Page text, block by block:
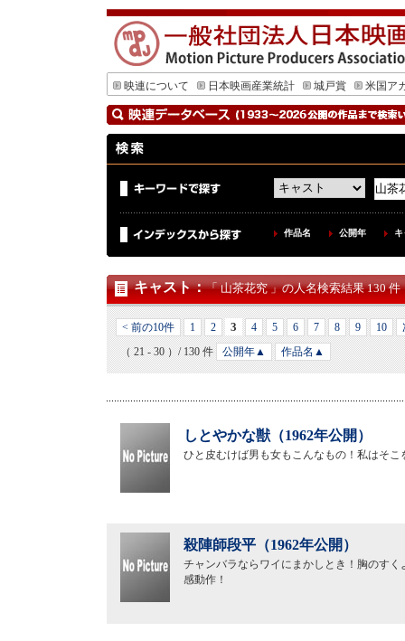
映連について 日本映画産業統計 城戸賞 米国ア
作品名 公開年
キャスト：「 山茶花究 」の人名検索結果 130 件
< 前の10件 1 2 3 4 5 6 7 8 9 10
（ 21 - 30 ）/ 130 件
公開年▲ 作品名▲
しとやかな獣（1962年公開）
ひと皮むけば男も女もこんなもの！私はそこ
殺陣師段平（1962年公開）
チャンバラならワイにまかしとき！胸のす
感動作！